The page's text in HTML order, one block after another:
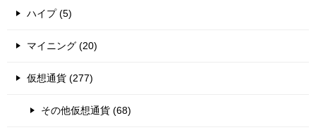
ハイプ (5)
マイニング (20)
仮想通貨 (277)
その他仮想通貨 (68)